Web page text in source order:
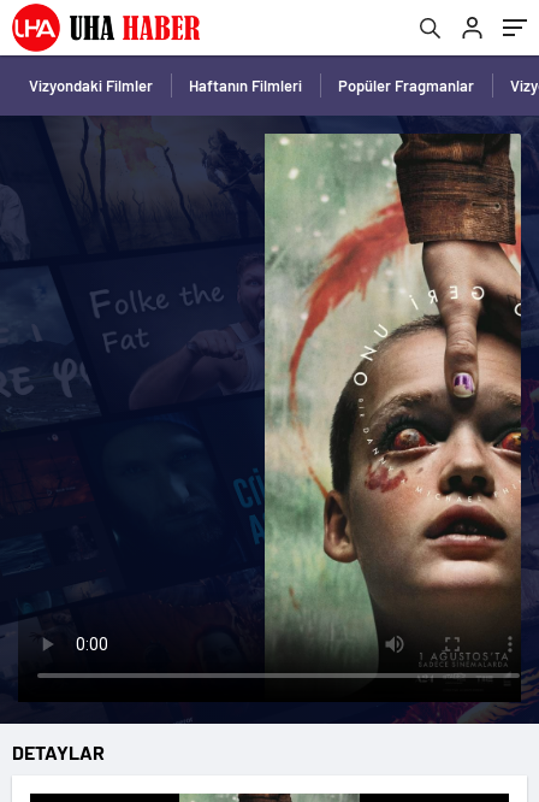
Vizyondaki Filmler Haftanın Filmleri Popüler Fragmanlar
DETAYLAR